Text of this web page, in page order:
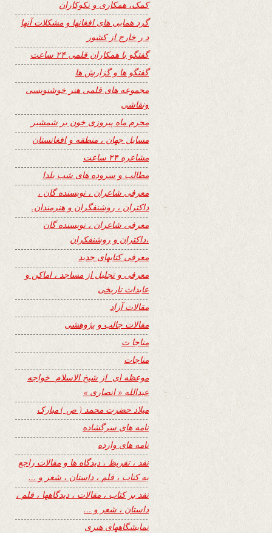
کمک، همکاری و نکوکاران
گرد همایی های افغانها و مشکلات آنها
د ر خارج از کشور
گفتگو با همکاران قلمی ۲۴ ساعت
گفتگو ها و گزارش ها
مجموعه های قلمی هنر خوشنویسی
ونقاشی
محرم ماه پیروزی خون بر شمشیر
مسایل جهان ، منطقه و افغانستان
مشاعره ۲۴ ساعت
مطالب و سروده های شب یلدا
معرفی شاعران ، نویسنده گان ،
داکتران ، روشنفگران و هنرمندان.
معرفی شاعران ، نویسنده گان
،داکتران و روشنفکران
معرفی کتابهای جدید
معرفی و تجلیل از مساجد ، اماکن و
عابدات تاریخی
مقالات آزاد
مقالات جالب و پژوهشی
مناجا ت
مناجات
موعظه ای از شیخ الاسلام خواجه
عبدالله « انصاری »
میلاد حضرت محمد ( ص ) مبارک
نامه های سرگشاده
نامه های وارده
نفد ، تقریظ ، دیدگاه ها و مقالات راجع
به کتاب ، فلم ، داستان ، شعر و …
نفد بر کتاب ، مقالات ، دیدگاهها ، فلم ،
داستان ، شعر و …
نمایشگاههای هنری